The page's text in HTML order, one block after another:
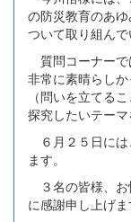
の防災教育のあ
ついて取り組んで
質問コーナーで
非常に素晴らし
（問いを立てる
探究したいテーマ
６月２５日には
ます。
３名の皆様、お
に感謝申し上げま